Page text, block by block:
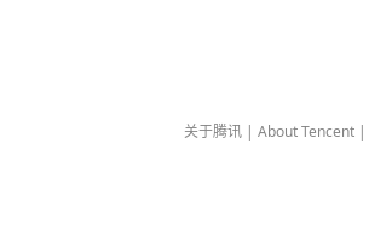
关于腾讯 | About Tencent |